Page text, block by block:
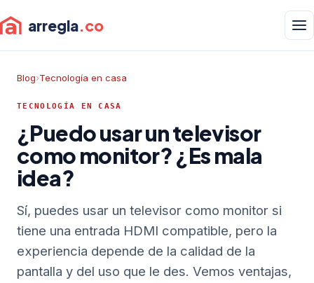
arregla.co
Blog›Tecnología en casa
TECNOLOGÍA EN CASA
¿Puedo usar un televisor
como monitor? ¿Es mala
idea?
Sí, puedes usar un televisor como monitor si
tiene una entrada HDMI compatible, pero la
experiencia depende de la calidad de la
pantalla y del uso que le des. Vemos ventajas,